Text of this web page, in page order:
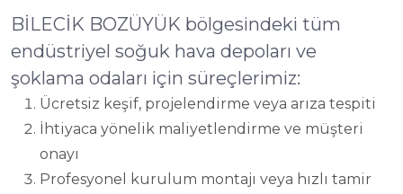
BİLECİK BOZÜYÜK bölgesindeki tüm
endüstriyel soğuk hava depoları ve
şoklama odaları için süreçlerimiz:
Ücretsiz keşif, projelendirme veya arıza tespiti
İhtiyaca yönelik maliyetlendirme ve müşteri
onayı
Profesyonel kurulum montajı veya hızlı tamir